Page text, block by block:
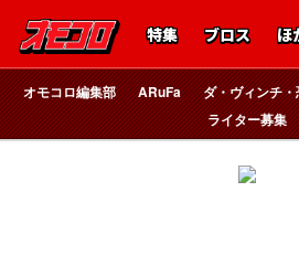
特集 ブロス ほ
オモコロ編集部 ARuFa ダ・ヴィンチ・
ライター募集